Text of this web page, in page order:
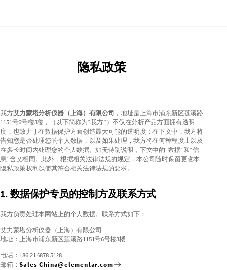
隐私政策
我方艾力蒙塔分析仪器（上海）有限公司 ，地址是上海市浦东新区莲溪路
1151号6号楼3楼，（以下简称为“我方”）不仅在分析产品方面拥有透明
度，也致力于在数据保护方面创造最大可能的透明度：在下文中，我方将
告知您是否处理您的个人数据，以及如果处理，我方将在何种程度上以及
在多长时间内处理您的个人数据。如无特别说明，下文中的“数据”和“信
息”含义相同。此外，根据相关法律法规的规定，本公司随时保留更改本
隐私政策权利以使其符合相关法律法规的要求。
1. 数据保护专员的控制方及联系方式
我方负责处理本网站上的个人数据。联系方式如下：
艾力蒙塔分析仪器（上海）有限公司
地址：上海市浦东新区莲溪路1151号6号楼3楼
电话：+86 21 6878 5128
邮箱： Sales-China@elementar.com